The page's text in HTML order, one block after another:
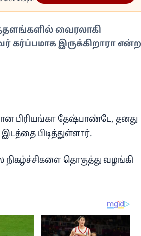
வைரலாகி
கர்ப்பமாக இருக்கிறாரா என்ற
பிரியங்கா தேஷ்பாண்டே, தனது
பிடித்துள்ளார்.
நிகழ்ச்சிகளை தொகுத்து வழங்கி